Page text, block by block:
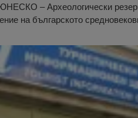
– Археологически
на българското